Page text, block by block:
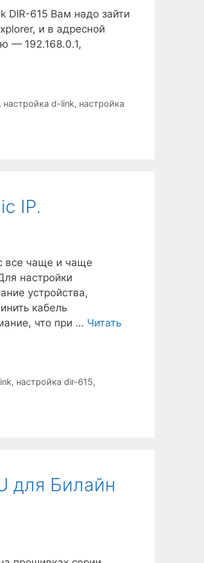
DIR-615 Вам надо зайти
и в адресной
— 192.168.0.1,
, настройка d-link, настройка
IP.
все чаще и чаще
настройки
устройства,
кабель
что при … Читать
, настройка dir-615,
для Билайн